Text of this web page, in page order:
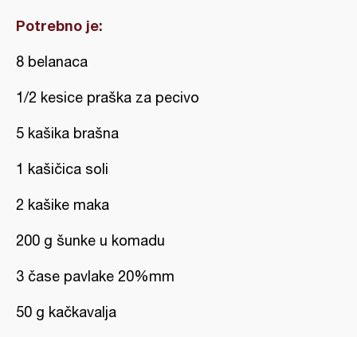
Potrebno je:
8 belanaca
1/2 kesice praška za pecivo
5 kašika brašna
1 kašičica soli
2 kašike maka
200 g šunke u komadu
3 čase pavlake 20%mm
50 g kačkavalja